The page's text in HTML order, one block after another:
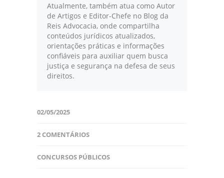
Atualmente, também atua como Autor
de Artigos e Editor-Chefe no Blog da
Reis Advocacia, onde compartilha
conteúdos jurídicos atualizados,
orientações práticas e informações
confiáveis para auxiliar quem busca
justiça e segurança na defesa de seus
direitos.
02/05/2025
2 COMENTÁRIOS
CONCURSOS PÚBLICOS